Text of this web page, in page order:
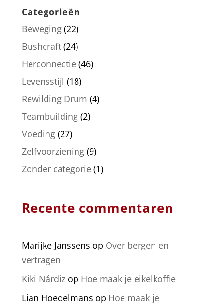
Categorieën
Beweging(22)
Bushcraft(24)
Herconnectie(46)
Levensstijl (18)
Rewilding Drum (4)
Teambuilding(2)
Voeding(27)
Zelfvoorziening(9)
Zonder categorie(1)
Recente commentaren
Marijke Janssens op Over bergen en
vertragen
Kiki Nárdizop Hoe maak je eikelkoffie
Lian Hoedelmans op Hoe maak je